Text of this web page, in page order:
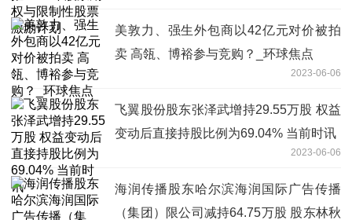
美敦力、强生外包商以42亿元对价被拍
卖 高瓴、博裕参与竞购？_环球焦点
2023-06-06
飞翼股份股东张泽武增持29.55万股 权益
变动后直接持股比例为69.04% 当前时讯
2023-06-06
海润传播股东哈尔滨海润国际广告传播
（集团）限公司减持64.75万股 股东林秋